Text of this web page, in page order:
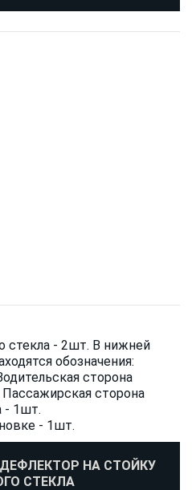
стекла - 2шт. В нижней
обозначения:
сторона
сторона
- 1шт.
- 1шт.
НА СТОЙКУ
СТЕКЛА